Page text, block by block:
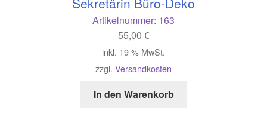
Artikelnummer: 163
55,00 €
inkl. 19 % MwSt.
zzgl. Versandkosten
In den Warenkorb